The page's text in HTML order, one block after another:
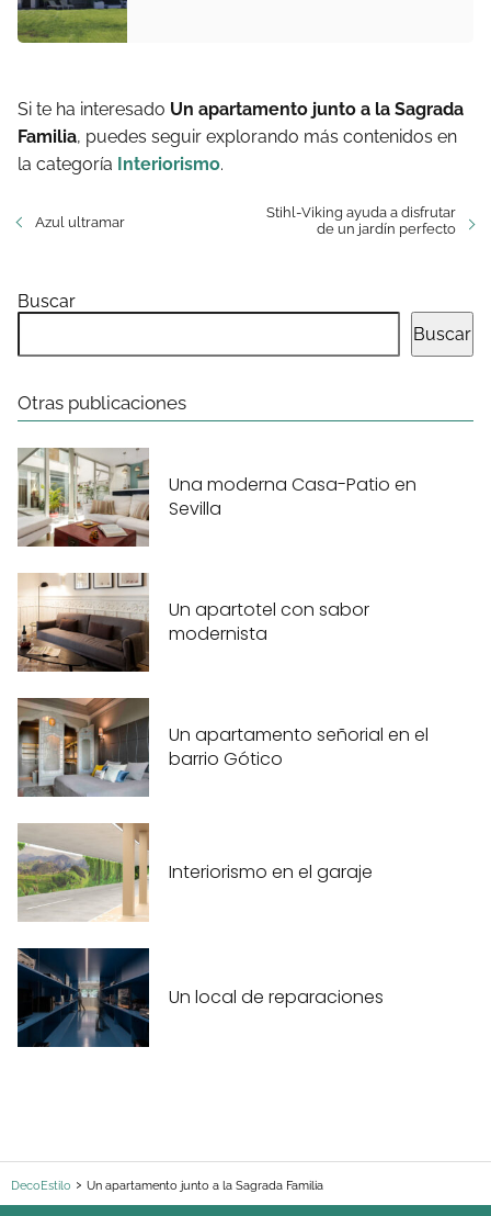
Si te ha interesado Un apartamento junto a la Sagrada
Familia, puedes seguir explorando más contenidos en
la categoría Interiorismo.
Azul ultramar
Stihl-Viking ayuda a disfrutar
de un jardín perfecto
Buscar
Buscar
Otras publicaciones
Una moderna Casa-Patio en
Sevilla
Un apartotel con sabor
modernista
Un apartamento señorial en el
barrio Gótico
Interiorismo en el garaje
Un local de reparaciones
DecoEstilo Un apartamento junto a la Sagrada Familia